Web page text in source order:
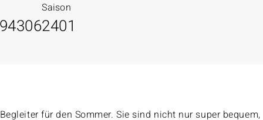
Saison
2401
für den Sommer. Sie sind nicht nur super bequem,